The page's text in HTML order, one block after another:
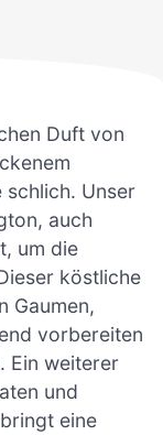
Duft von
schlich. Unser
auch
um die
köstliche
Gaumen,
vorbereiten
Ein weiterer
und
eine